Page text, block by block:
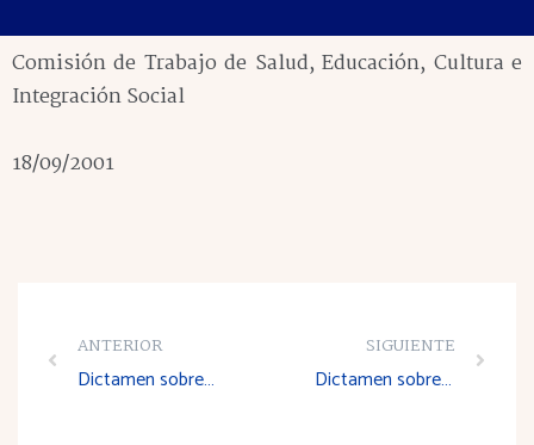
Comisión de Trabajo de Salud, Educación, Cultura e
Integración Social
18/09/2001
ANTERIOR
Dictamen sobre el II Plan Integral contra la violencia doméstica (2001-2004)
SIGUIENTE
Dictamen sobre el Plan de salud laboral de La Rioja 2001-2005